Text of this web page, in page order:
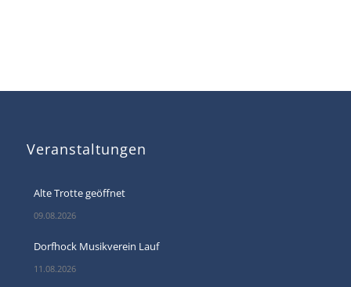
Veranstaltungen
Alte Trotte geöffnet
09.08.2026
Dorfhock Musikverein Lauf
11.08.2026